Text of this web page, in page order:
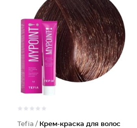
Крем-кр
Tefia / Крем-краска для волос